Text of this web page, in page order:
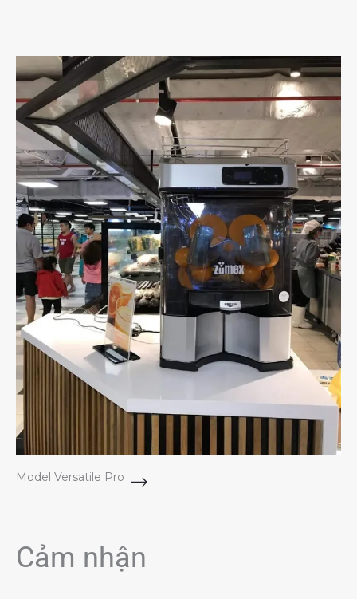
Model Versatile Pro
Cảm nhận